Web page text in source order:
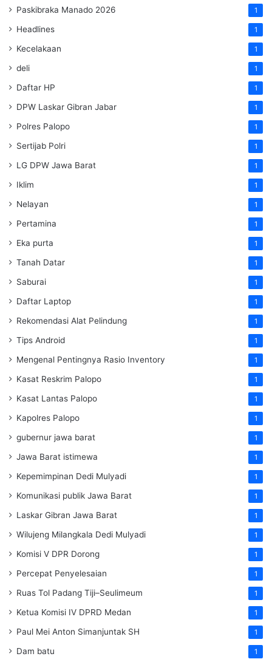
Paskibraka Manado 2026 1
Headlines 1
Kecelakaan 1
deli 1
Daftar HP 1
DPW Laskar Gibran Jabar 1
Polres Palopo 1
Sertijab Polri 1
LG DPW Jawa Barat 1
Iklim 1
Nelayan 1
Pertamina 1
Eka purta 1
Tanah Datar 1
Saburai 1
Daftar Laptop 1
Rekomendasi Alat Pelindung 1
Tips Android 1
Mengenal Pentingnya Rasio Inventory 1
Kasat Reskrim Palopo 1
Kasat Lantas Palopo 1
Kapolres Palopo 1
gubernur jawa barat 1
Jawa Barat istimewa 1
Kepemimpinan Dedi Mulyadi 1
Komunikasi publik Jawa Barat 1
Laskar Gibran Jawa Barat 1
Wilujeng Milangkala Dedi Mulyadi 1
Komisi V DPR Dorong 1
Percepat Penyelesaian 1
Ruas Tol Padang Tiji–Seulimeum 1
Ketua Komisi IV DPRD Medan 1
Paul Mei Anton Simanjuntak SH 1
Dam batu 1